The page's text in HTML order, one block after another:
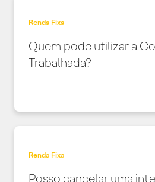
Renda Fixa
Quem pode utilizar a
Trabalhada?
Renda Fixa
Posso cancelar uma